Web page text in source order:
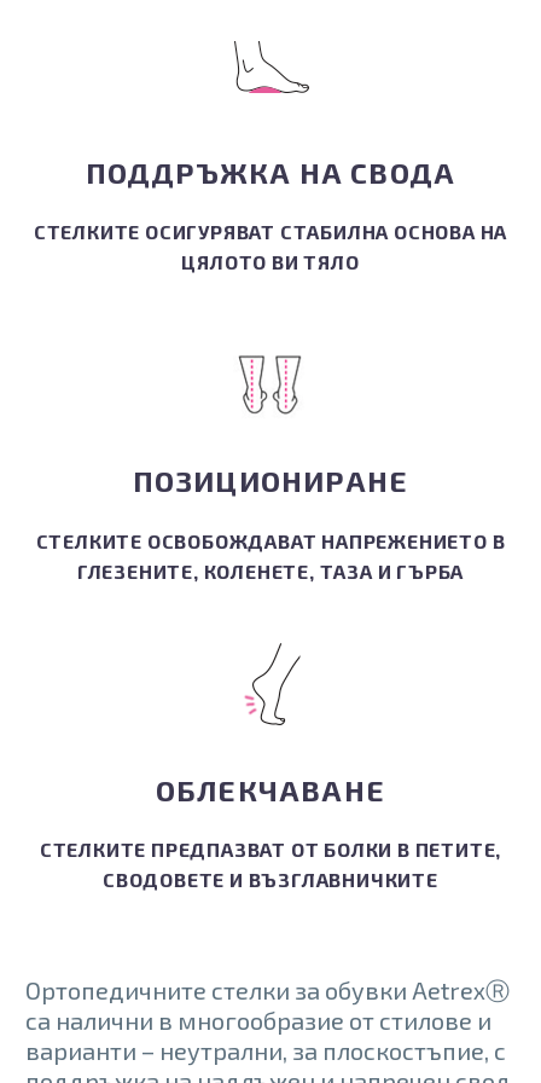
ПОДДРЪЖКА НА СВОДА
СТЕЛКИТЕ ОСИГУРЯВАТ СТАБИЛНА ОСНОВА НА
ЦЯЛОТО ВИ ТЯЛО
ПОЗИЦИОНИРАНЕ
СТЕЛКИТЕ ОСВОБОЖДАВАТ НАПРЕЖЕНИЕТО В
ГЛЕЗЕНИТЕ, КОЛЕНЕТЕ, ТАЗА И ГЪРБА
ОБЛЕКЧАВАНЕ
СТЕЛКИТЕ ПРЕДПАЗВАТ ОТ БОЛКИ В ПЕТИТЕ,
СВОДОВЕТЕ И ВЪЗГЛАВНИЧКИТЕ
Ортопедичните стелки за обувки AetrexⓇ
са налични в многообразие от стилове и
варианти – неутрални, за плоскостъпие, с